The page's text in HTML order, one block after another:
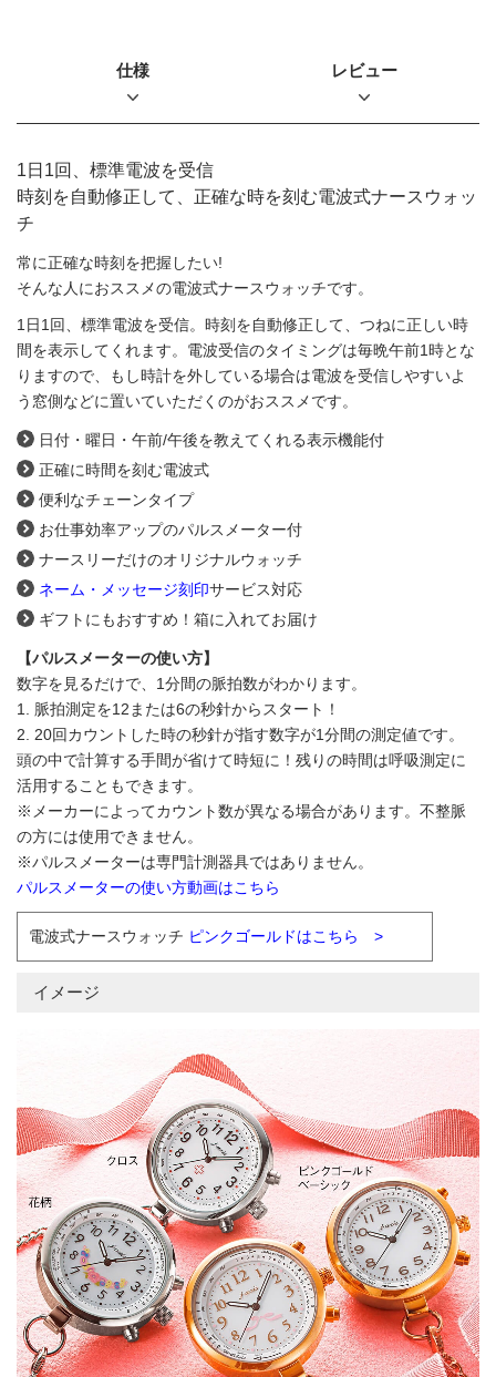
仕様 レビュー
1日1回、標準電波を受信
時刻を自動修正して、正確な時を刻む電波式ナースウォッ
チ
常に正確な時刻を把握したい!
そんな人におススメの電波式ナースウォッチです。
1日1回、標準電波を受信。時刻を自動修正して、つねに正しい時
間を表示してくれます。 電波受信のタイミングは毎晩午前1時とな
りますので、もし時計を外している場合は電波を受信しやすいよ
う窓側などに置いていただくのがおススメです。
日付・曜日・午前/午後を教えてくれる表示機能付
正確に時間を刻む電波式
便利なチェーンタイプ
お仕事効率アップのパルスメーター付
ナースリーだけのオリジナルウォッチ
ネーム・メッセージ刻印サービス対応
ギフトにもおすすめ！箱に入れてお届け
【パルスメーターの使い方】
数字を見るだけで、1分間の脈拍数がわかります。
1. 脈拍測定を12または6の秒針からスタート！
2. 20回カウントした時の秒針が指す数字が1分間の測定値です。
頭の中で計算する手間が省けて時短に！残りの時間は呼吸測定に
活用することもできます。
※メーカーによってカウント数が異なる場合があります。不整脈
の方には使用できません。
※パルスメーターは専門計測器具ではありません。
パルスメーターの使い方動画はこちら
電波式ナースウォッチ ピンクゴールドはこちら >
イメージ